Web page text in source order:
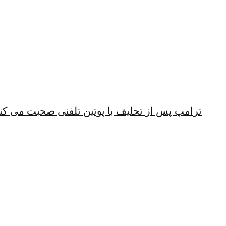
ترامپ پس از تحلیف با پوتین تلفنی صحبت می